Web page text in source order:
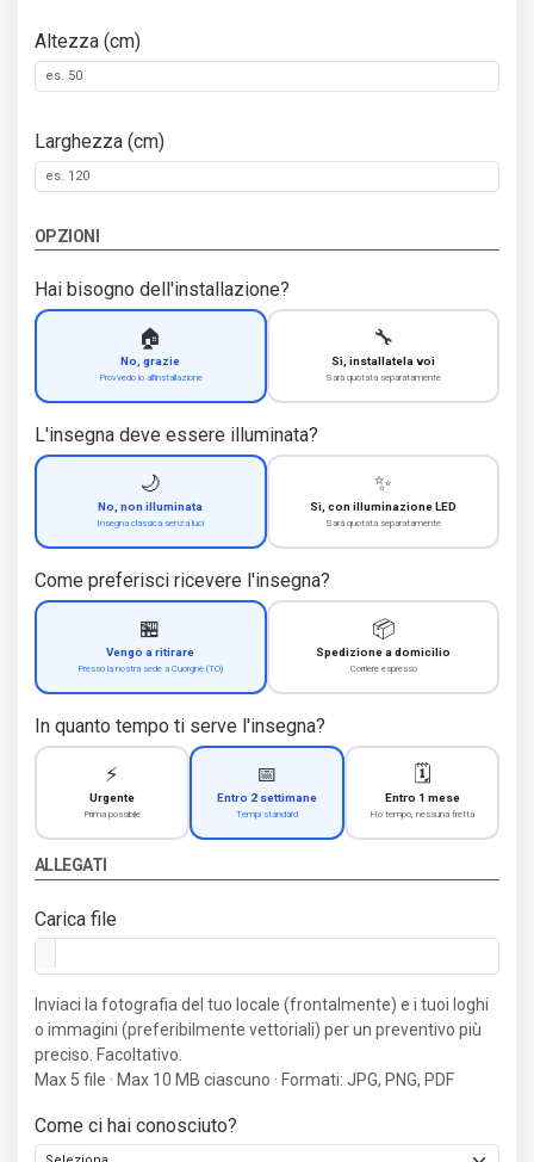
Altezza (cm)
Larghezza (cm)
OPZIONI
Hai bisogno dell'installazione?
🏠
No, grazie
Provvedo io all'installazione
🔧
Sì, installatela voi
Sarà quotata separatamente
L'insegna deve essere illuminata?
🌙
No, non illuminata
Insegna classica senza luci
✨
Sì, con illuminazione LED
Sarà quotata separatamente
Come preferisci ricevere l'insegna?
🏪
Vengo a ritirare
Presso la nostra sede a Cuorgnè (TO)
📦
Spedizione a domicilio
Corriere espresso
In quanto tempo ti serve l'insegna?
⚡
Urgente
Prima possibile
📅
Entro 2 settimane
Tempi standard
🗓️
Entro 1 mese
Ho tempo, nessuna fretta
ALLEGATI
Carica file
Inviaci la fotografia del tuo locale (frontalmente) e i tuoi loghi
o immagini (preferibilmente vettoriali) per un preventivo più
preciso. Facoltativo.
Max 5 file · Max 10 MB ciascuno · Formati: JPG, PNG, PDF
Come ci hai conosciuto?